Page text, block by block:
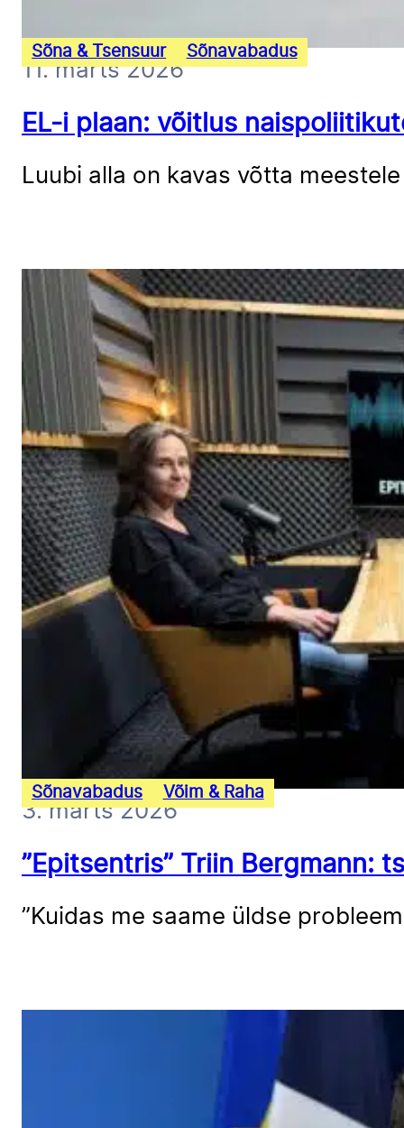
Sõna & Tsensuur Sõnavabadus
11. märts 2026
EL-i plaan: võitlus
Luubi alla on kavas võtta
Sõnavabadus Võim & Raha
3. märts 2026
”Epitsentris” Triin Bergmann:
”Kuidas me saame üldse